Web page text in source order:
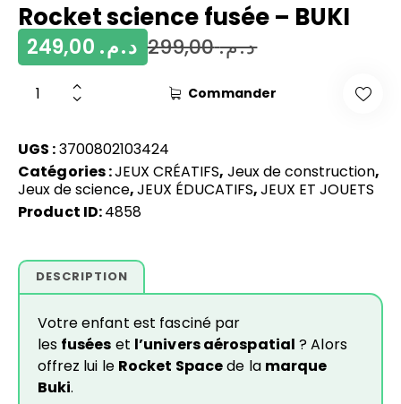
Rocket science fusée – BUKI
د.م.299,00 د.م.
Commander
UGS :3700802103424
Catégories :JEUX CRÉATIFS, Jeux de construction,
Jeux de science,JEUX ÉDUCATIFS,JEUX ET JOUETS
Product ID:4858
DESCRIPTION
Votre enfant est fasciné par
les fusées et l’univers aérospatial ? Alors
offrez lui le Rocket Spacede la marque
Buki.